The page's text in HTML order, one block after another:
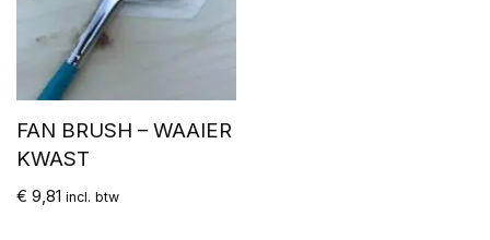
FAN BRUSH – WAAIER
KWAST
€ 9,81 incl. btw